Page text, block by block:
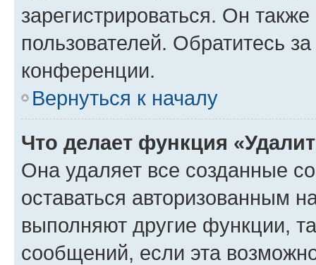
зарегистрироваться. Он
пользователей. Обратитесь
конференции.
Вернуться к началу
Что делает функция
Она удаляет все созданные
оставаться авторизованным
выполняют другие функции,
сообщений, если эта